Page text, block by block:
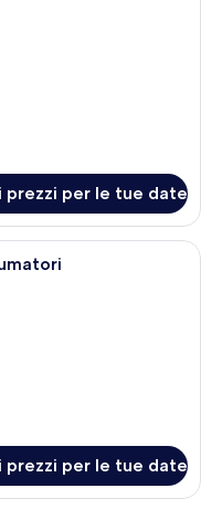
prezzi per le tue date
d'albergo con un letto
prezzi per le tue date